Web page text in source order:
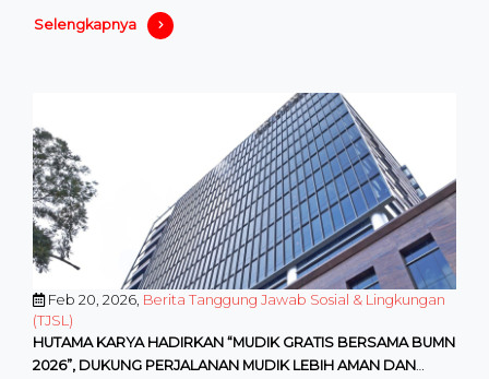
CEMPEDAK
Selengkapnya
Feb 20, 2026, Berita Tanggung Jawab Sosial & Lingkungan
(TJSL)
HUTAMA KARYA HADIRKAN “MUDIK GRATIS BERSAMA BUMN
2026”, DUKUNG PERJALANAN MUDIK LEBIH AMAN DAN